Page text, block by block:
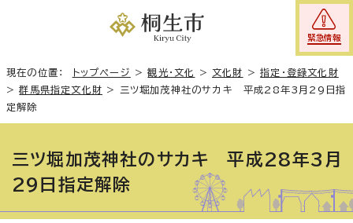
緊急情報
現在の位置： トップページ >観光・文化 >文化財 >指定・登録文化財
>群馬県指定文化財 >
三ツ堀加茂神社のサカキ 平成28年3月29日指
定解除
三ツ堀加茂神社のサカキ 平成28年3月
29日指定解除